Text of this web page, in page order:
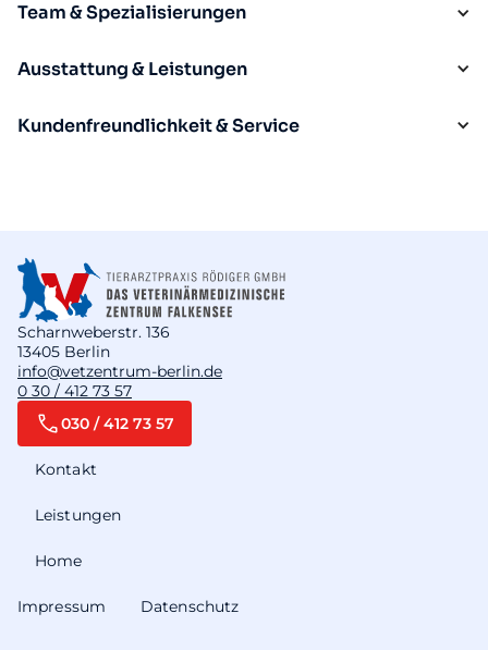
Team & Spezialisierungen
Ausstattung & Leistungen
Kundenfreundlichkeit & Service
Scharnweberstr. 136
13405 Berlin
info@vetzentrum-berlin.de
0 30 / 412 73 57
Home
Leistungen
Kontakt
030 / 412 73 57
Impressum Datenschutz